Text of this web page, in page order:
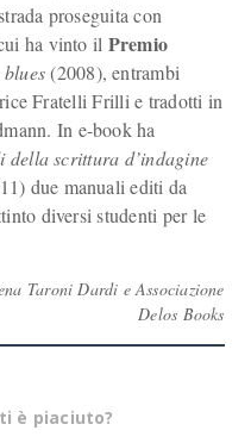
proseguita con
ha vinto il Premio
(2008), entrambi
Fratelli Frilli e tradotti in
In e-book ha
della scrittura d’indagine
due manuali editi da
diversi studenti per le
Taroni Dardi e Associazione
Delos Books
è piaciuto?